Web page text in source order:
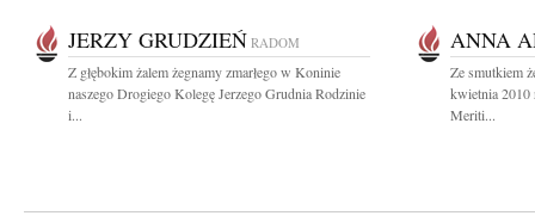
JERZY GRUDZIEŃ RADOM
Z głębokim żalem żegnamy zmarłego w Koninie
naszego Drogiego Kolegę Jerzego Grudnia Rodzinie
i...
ANNA
Ze smutkiem
kwietnia 2010
Meriti...